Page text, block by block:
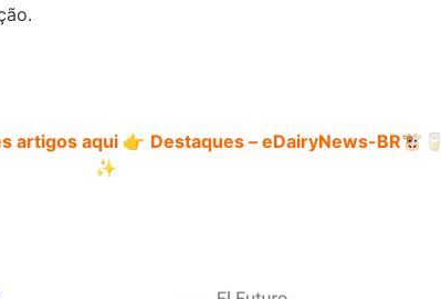
artigos aqui 👉 Destaques – eDairyNews-BR🐮🥛
✨